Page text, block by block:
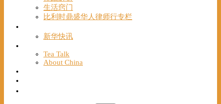
生活窍门
比利时鼎盛华人律师行专栏
新华快讯
Tea Talk
About China